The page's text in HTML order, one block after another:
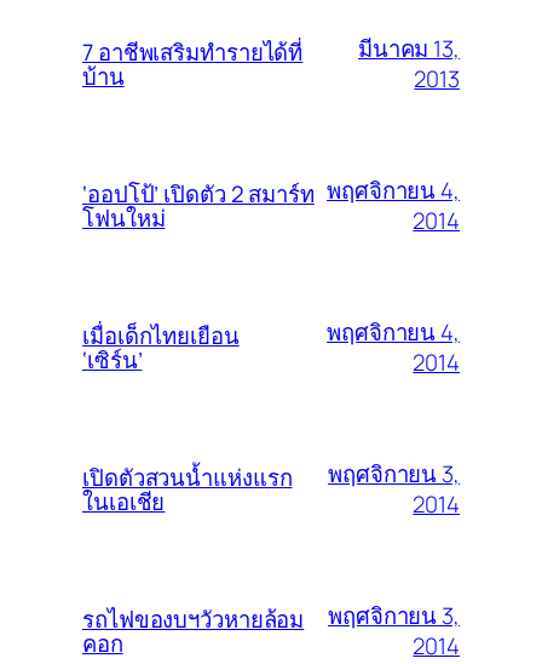
7 อาชีพเสริมทำรายได้ที่
บ้าน
มีนาคม 13,
2013
‘ออปโป้’ เปิดตัว 2 สมาร์ท
โฟนใหม่
พฤศจิกายน 4,
2014
เมื่อเด็กไทยเยือน
‘เซิร์น’
พฤศจิกายน 4,
2014
เปิดตัวสวนน้ำแห่งแรก
ในเอเชีย
พฤศจิกายน 3,
2014
รถไฟของบฯวัวหายล้อม
คอก
พฤศจิกายน 3,
2014